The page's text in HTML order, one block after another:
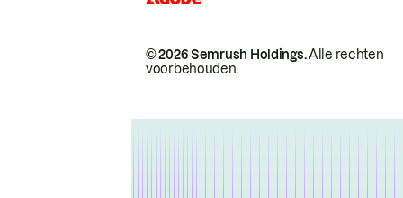
© 2026 Semrush Holdings.Alle rechten
voorbehouden.